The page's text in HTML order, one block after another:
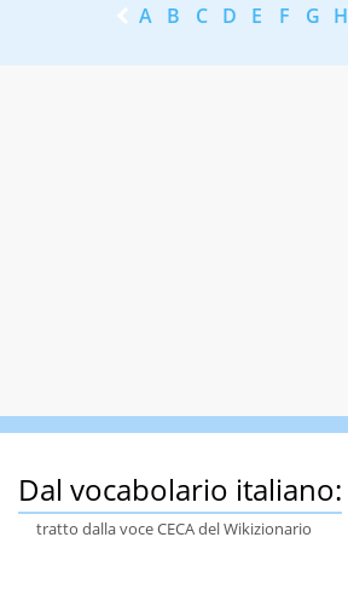
A B C D E F G H
Dal vocabolario italiano:
tratto dalla voce CECA del Wikizionario